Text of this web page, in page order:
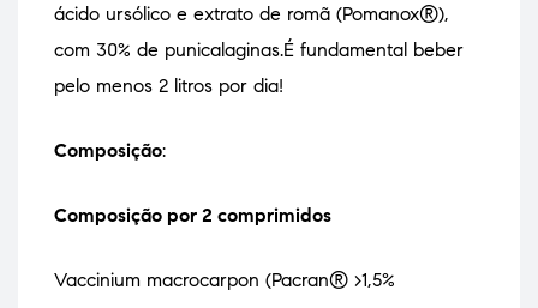
ácido ursólico e extrato de romã (Pomanox®),
com 30% de punicalaginas.É fundamental beber
pelo menos 2 litros por dia!
Composição:
Composição por 2 comprimidos
Vaccinium macrocarpon (Pacran® >1,5%